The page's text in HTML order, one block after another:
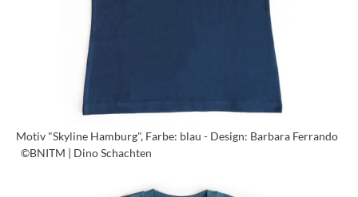
Motiv "Skyline Hamburg", Farbe: blau - Design: Barbara Ferrando
©BNITM | Dino Schachten